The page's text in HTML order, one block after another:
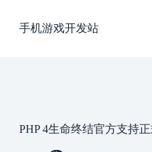
过
手机游戏开发站
PHP 4生命终结官方支持